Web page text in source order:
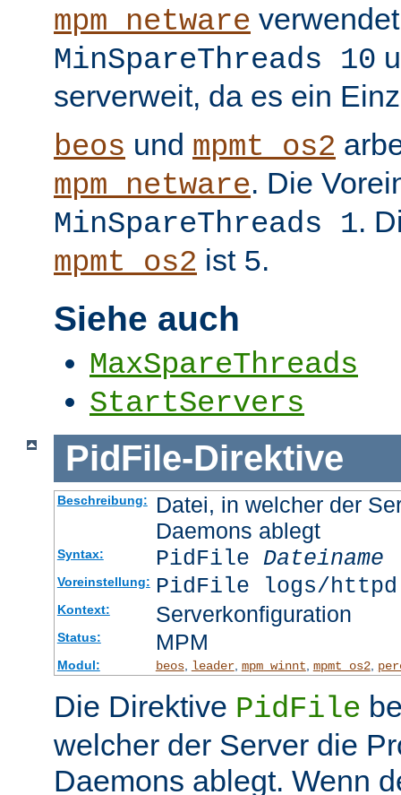
mpm_netware
MinSpareThreads 10
serverweit, da es ein
beos und mpmt_os2
mpm_netware. Die
MinSpareThreads 1.
mpmt_os2 ist 5.
Siehe auch
MaxSpareThreads
StartServers
PidFile-Direktive
Beschreibung:
Datei, in welcher der
Daemons ablegt
Syntax: PidFile Dateiname
Voreinstellung: PidFile logs/
Kontext: Serverkonfiguration
Status: MPM
Modul: beos, leader, mpm_winnt mpmt_os2,
Die Direktive PidFile
welcher der Server die
Daemons ablegt. Wenn